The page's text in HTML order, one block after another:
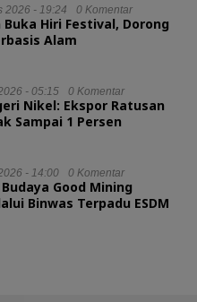
2026 - 19:24 0 Komentar
Buka Hiri Festival, Dorong
Alam
- 05:15 0 Komentar
Nikel: Ekspor Ratusan
Sampai 1 Persen
- 14:00 0 Komentar
Good Mining
Binwas Terpadu ESDM